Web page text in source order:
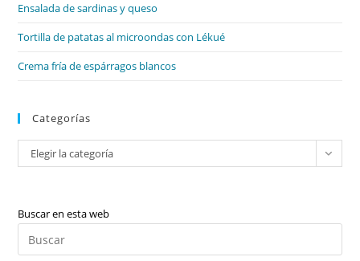
Ensalada de sardinas y queso
Tortilla de patatas al microondas con Lékué
Crema fría de espárragos blancos
Categorías
Categorías
Elegir la categoría
Buscar en esta web